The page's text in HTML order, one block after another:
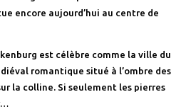
encore aujourd’hui au centre de
est célèbre comme la ville du
romantique situé à l’ombre des
la colline. Si seulement les pierres